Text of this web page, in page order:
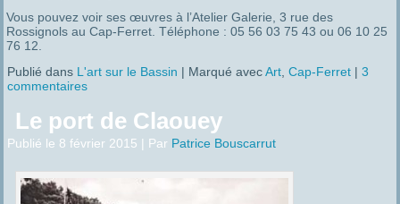
Vous pouvez voir ses œuvres à l’Atelier Galerie, 3 rue des
Rossignols au Cap-Ferret. Téléphone : 05 56 03 75 43 ou 06 10 25
76 12.
Publié dans L'art sur le Bassin | Marqué avec Art ,Cap-Ferret |3
commentaires
Le port de Claouey
Publié le 8 février 2015 | Par Patrice Bouscarrut